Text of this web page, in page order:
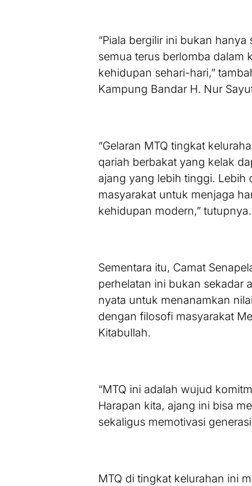
“Piala bergilir ini bukan
semua terus berlomba dalam
kehidupan sehari-hari,”
Kampung Bandar H. Nur
“Gelaran MTQ tingkat
qariah berbakat yang kelak
ajang yang lebih tinggi. Lebih
masyarakat untuk menjaga
kehidupan modern,” tutupnya.
Sementara itu, Camat
perhelatan ini bukan sekadar
nyata untuk menanamkan
dengan filosofi masyarakat
Kitabullah.
“MTQ ini adalah wujud
Harapan kita, ajang ini bisa
sekaligus memotivasi
MTQ di tingkat kelurahan ini